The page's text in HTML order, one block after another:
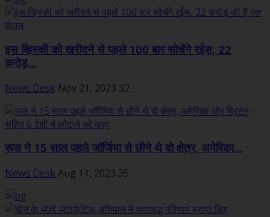
इस व्हिस्की को खरीदने से पहले 100 बार सोचेंगे रईस, 22
करोड़...
News Desk Nov 21, 2023 32
रूस ने 15 साल पहले जॉर्जिया से छीने थे दो क्षेत्र, अमेरिका...
News Desk Aug 11, 2023 35